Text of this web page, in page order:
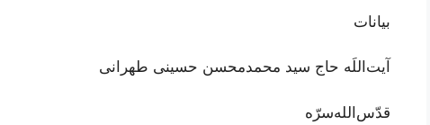
بیانات
آیت‌اللَه حاج سید محمدمحسن حسینی طهرانی
قدّس‌الله‌سرّه